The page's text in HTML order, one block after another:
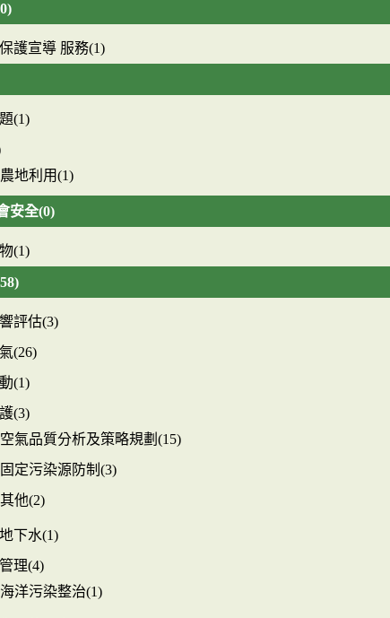
護宣導 服務(1)
(1)
農地利用(1)
安全(0)
(1)
評估(3)
(26)
(1)
(3)
空氣品質分析及策略規劃(15)
固定污染源防制(3)
其他(2)
下水(1)
理(4)
海洋污染整治(1)